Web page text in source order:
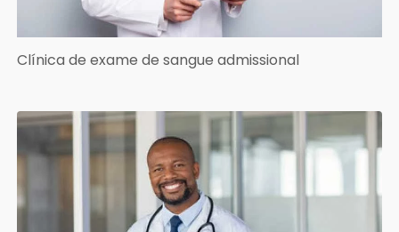
Clínica de exame de sangue admissional